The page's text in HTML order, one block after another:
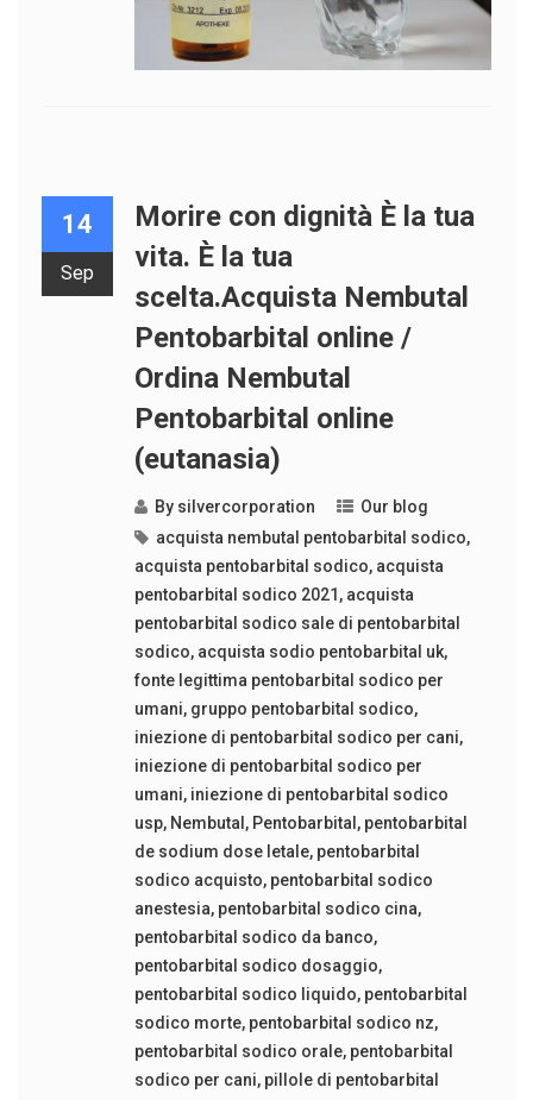
14
Sep
Morire con dignità È la tua
vita. È la tua
scelta.Acquista Nembutal
Pentobarbital online /
Ordina Nembutal
Pentobarbital online
(eutanasia)
By silvercorporation
Our blog
acquista nembutal pentobarbital sodico,
acquista pentobarbital sodico, acquista
pentobarbital sodico 2021 , acquista
pentobarbital sodico sale di pentobarbital
sodico, acquista sodio pentobarbital uk,
fonte legittima pentobarbital sodico per
umani, gruppo pentobarbital sodico,
iniezione di pentobarbital sodico per cani,
iniezione di pentobarbital sodico per
umani, iniezione di pentobarbital sodico
usp, Nembutal , Pentobarbital , pentobarbital
de sodium dose letale, pentobarbital
sodico acquisto, pentobarbital sodico
anestesia, pentobarbital sodico cina,
pentobarbital sodico da banco,
pentobarbital sodico dosaggio,
pentobarbital sodico liquido, pentobarbital
sodico morte, pentobarbital sodico nz,
pentobarbital sodico orale, pentobarbital
sodico per cani, pillole di pentobarbital